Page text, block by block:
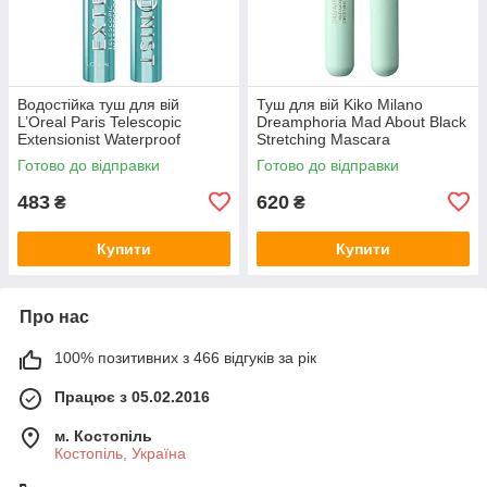
Водостійка туш для вій
L’Oreal Paris Telescopic
Extensionist Waterproof
Mascara Black
Готово до відправки
483 ₴
Купити
Туш для вій Kiko Milano
Dreamphoria Mad About Black
Stretching Mascara
Готово до відправки
620 ₴
Купити
Про нас
100% позитивних з 466 відгуків за рік
Працює з 05.02.2016
м. Костопіль
Костопіль, Україна